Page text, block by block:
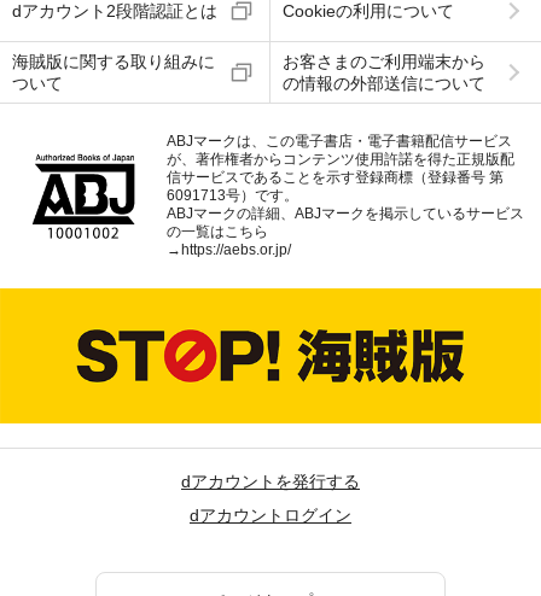
dアカウント2段階認証とは Cookieの利用について
海賊版に関する取り組みに
ついて
お客さまのご利用端末から
の情報の外部送信について
ABJマークは、この電子書店・電子書籍配信サービス
が、著作権者からコンテンツ使用許諾を得た正規版配
信サービスであることを示す登録商標（登録番号 第
6091713号）です。
ABJマークの詳細、ABJマークを掲示しているサービス
の一覧はこちら
→ https://aebs.or.jp/
dアカウントを発行する
dアカウントログイン